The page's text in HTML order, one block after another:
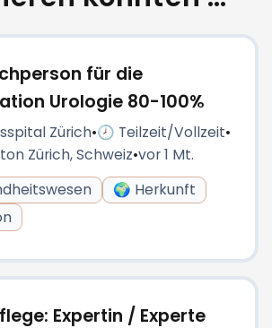
für die
Urologie 80-100%
Zürich•🕗 Teilzeit/Vollzeit•
Zürich, Schweiz•vor 1 Mt.
🌍 Herkunft
Expertin / Experte